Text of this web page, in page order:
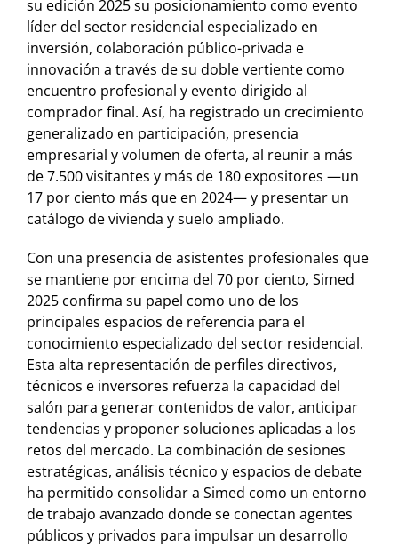
su edición 2025 su posicionamiento como evento
líder del sector residencial especializado en
inversión, colaboración público-privada e
innovación a través de su doble vertiente como
encuentro profesional y evento dirigido al
comprador final. Así, ha registrado un crecimiento
generalizado en participación, presencia
empresarial y volumen de oferta, al reunir a más
de 7.500 visitantes y más de 180 expositores —un
17 por ciento más que en 2024— y presentar un
catálogo de vivienda y suelo ampliado.
Con una presencia de asistentes profesionales que
se mantiene por encima del 70 por ciento, Simed
2025 confirma su papel como uno de los
principales espacios de referencia para el
conocimiento especializado del sector residencial.
Esta alta representación de perfiles directivos,
técnicos e inversores refuerza la capacidad del
salón para generar contenidos de valor, anticipar
tendencias y proponer soluciones aplicadas a los
retos del mercado. La combinación de sesiones
estratégicas, análisis técnico y espacios de debate
ha permitido consolidar a Simed como un entorno
de trabajo avanzado donde se conectan agentes
públicos y privados para impulsar un desarrollo